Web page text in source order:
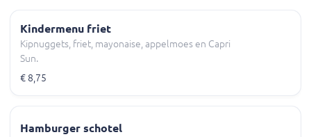
Kindermenu friet
Kipnuggets, friet, mayonaise, appelmoes en Capri
Sun.
€ 8,75
Hamburger schotel